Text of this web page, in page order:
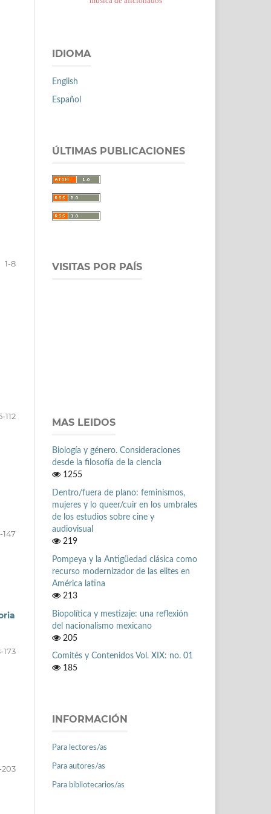
1-8
112
147
173
203
IDIOMA
English
Español
ÚLTIMAS PUBLICACIONES
VISITAS POR PAÍS
MAS LEIDOS
Biología y género. Consideraciones
desde la filosofía de la ciencia
1255
Dentro/fuera de plano: feminismos,
mujeres y lo queer/cuir en los umbrales
de los estudios sobre cine y
audiovisual
219
Pompeya y la Antigüedad clásica como
recurso modernizador de las elites en
América latina
213
Biopolítica y mestizaje: una reflexión
del nacionalismo mexicano
205
Comités y Contenidos Vol. XIX: no. 01
185
INFORMACIÓN
Para lectores/as
Para autores/as
Para bibliotecarios/as